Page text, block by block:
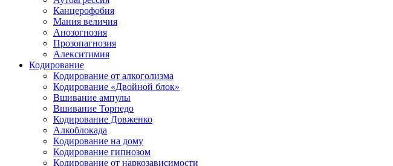
Канцерофобия
Мания величия
Анозогнозия
Прозопагнозия
Алекситимия
Кодирование
Кодирование от алкоголизма
Кодирование «Двойной блок»
Вшивание ампулы
Вшивание Торпедо
Кодирование Довженко
Алкоблокада
Кодирование на дому
Кодирование гипнозом
Кодирование от наркозависимости